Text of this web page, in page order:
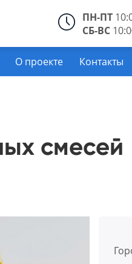
ПН-ПТ
СБ-ВС
О проекте Контакты
смесей